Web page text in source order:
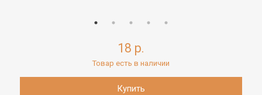
18 р.
Товар есть в наличии